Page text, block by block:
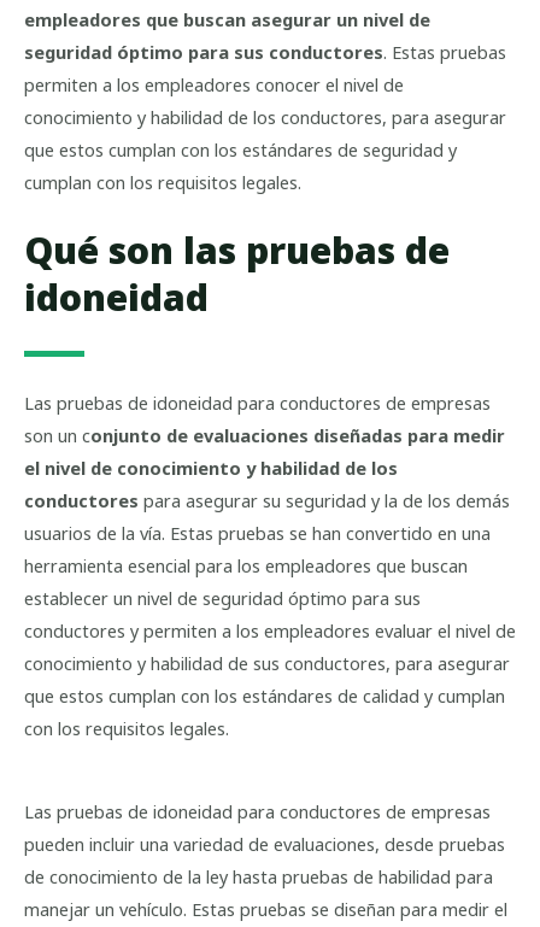
empleadores que buscan asegurar un nivel de
seguridad óptimo para sus conductores. Estas pruebas
permiten a los empleadores conocer el nivel de
conocimiento y habilidad de los conductores, para asegurar
que estos cumplan con los estándares de seguridad y
cumplan con los requisitos legales.
Qué son las pruebas de
idoneidad
Las pruebas de idoneidad para conductores de empresas
son un conjunto de evaluaciones diseñadas para medir
el nivel de conocimiento y habilidad de los
conductores para asegurar su seguridad y la de los demás
usuarios de la vía. Estas pruebas se han convertido en una
herramienta esencial para los empleadores que buscan
establecer un nivel de seguridad óptimo para sus
conductores y permiten a los empleadores evaluar el nivel de
conocimiento y habilidad de sus conductores, para asegurar
que estos cumplan con los estándares de calidad y cumplan
con los requisitos legales.
Las pruebas de idoneidad para conductores de empresas
pueden incluir una variedad de evaluaciones, desde pruebas
de conocimiento de la ley hasta pruebas de habilidad para
manejar un vehículo. Estas pruebas se diseñan para medir el